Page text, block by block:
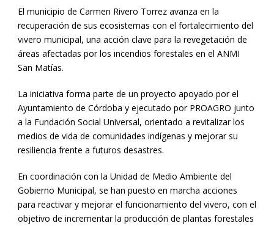
El municipio de Carmen Rivero Torrez avanza en la
recuperación de sus ecosistemas con el fortalecimiento del
vivero municipal, una acción clave para la revegetación de
áreas afectadas por los incendios forestales en el ANMI
San Matías.
La iniciativa forma parte de un proyecto apoyado por el
Ayuntamiento de Córdoba y ejecutado por PROAGRO junto
a la Fundación Social Universal, orientado a revitalizar los
medios de vida de comunidades indígenas y mejorar su
resiliencia frente a futuros desastres.
En coordinación con la Unidad de Medio Ambiente del
Gobierno Municipal, se han puesto en marcha acciones
para reactivar y mejorar el funcionamiento del vivero, con el
objetivo de incrementar la producción de plantas forestales